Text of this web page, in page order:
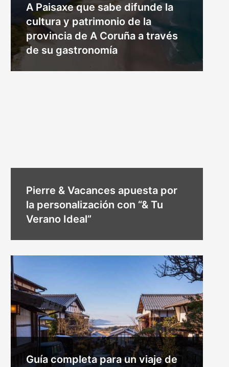
A Paisaxe que sabe difunde la
cultura y patrimonio de la
provincia de A Coruña a través
de su gastronomía
Pierre & Vacances apuesta por
la personalización con “& Tu
Verano Ideal”
Guía completa para un viaje de